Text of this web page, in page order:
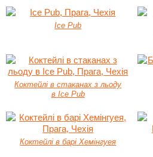
Ice Pub
Коктейлі в стаканах з льоду
в Ice Pub
Коктейлі в барі Хемінгуея